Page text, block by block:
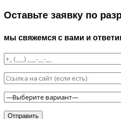
Оставьте заявку по
мы свяжемся с вами и